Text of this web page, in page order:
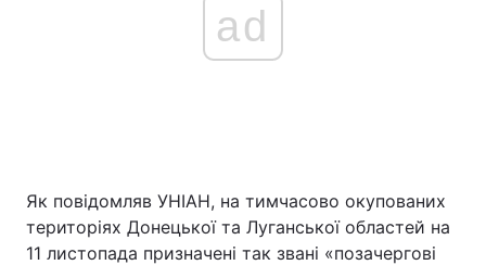
ad
Як повідомляв УНІАН, на тимчасово окупованих
територіях Донецької та Луганської областей на
11 листопада призначені так звані «позачергові